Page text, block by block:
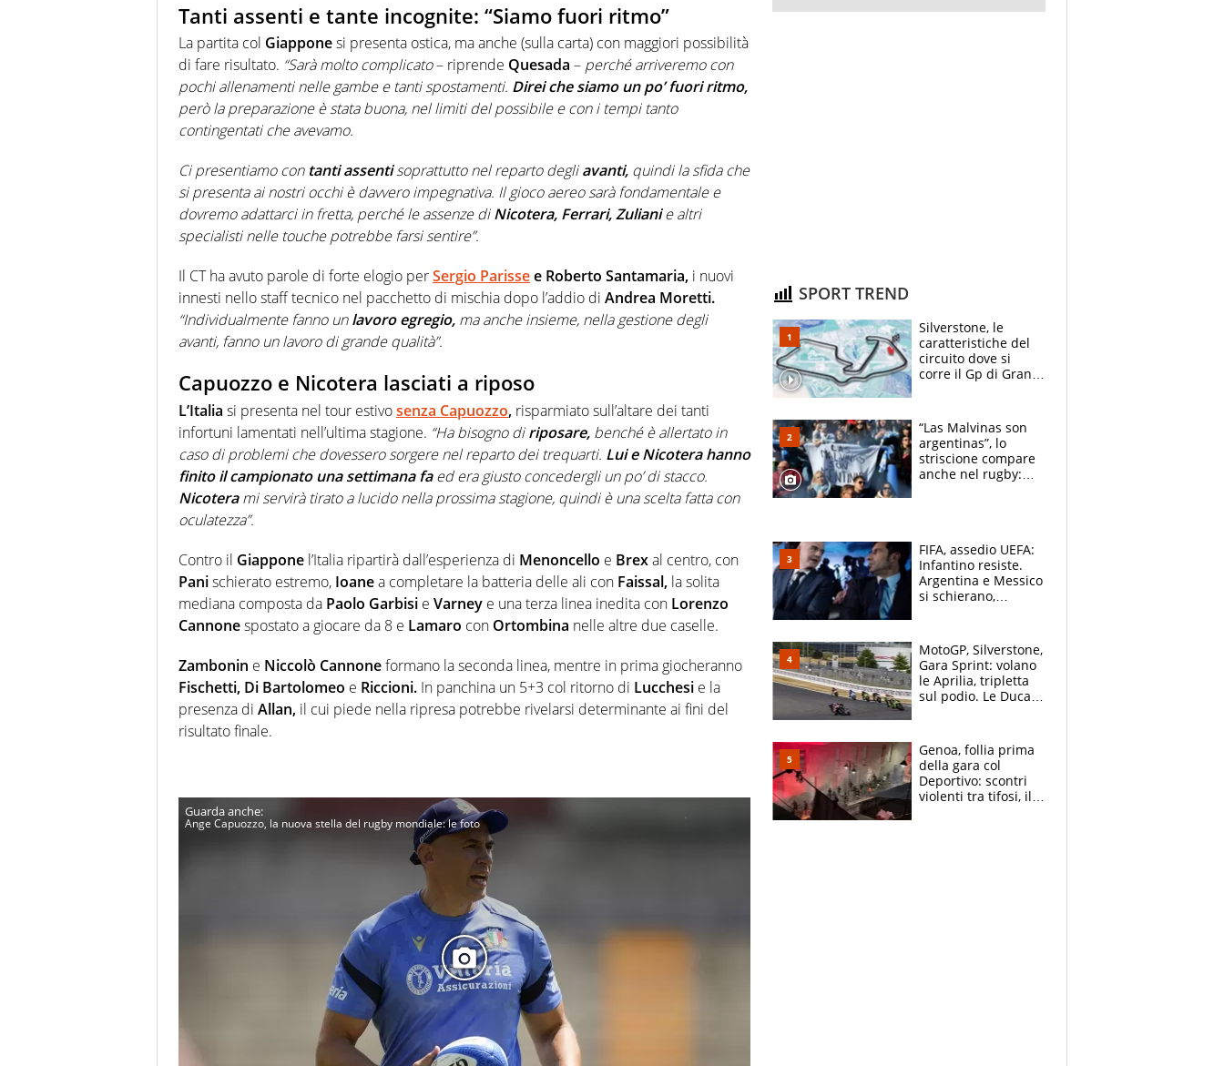
Tanti assenti e tante incognite: “Siamo fuori ritmo”
La partita col Giapponesi presenta ostica, ma anche (sulla carta) con maggiori possibilità
di fare risultato. “Sarà molto complicato– riprende Quesada – perché arriveremo con
pochi allenamenti nelle gambe e tanti spostamenti. Direi che siamo un po’ fuori ritmo,
però la preparazione è stata buona, nel limiti del possibile e con i tempi tanto
contingentati che avevamo.
Ci presentiamo contanti assentisoprattutto nel reparto degliavanti, quindi la sfida che
si presenta ai nostri occhi è davvero impegnativa. Il gioco aereo sarà fondamentale e
dovremo adattarci in fretta, perché le assenze diNicotera, Ferrari, Zulianie altri
specialisti nelle touche potrebbe farsi sentire”.
Il CT ha avuto parole di forte elogio perSergio Parissee Roberto Santamaria, i nuovi
innesti nello staff tecnico nel pacchetto di mischia dopo l’addio di Andrea Moretti.
“Individualmente fanno unlavoro egregio, ma anche insieme, nella gestione degli
avanti, fanno un lavoro di grande qualità”.
Capuozzo e Nicotera lasciati a riposo
L’Italia si presenta nel tour estivosenza Capuozzo, risparmiato sull’altare dei tanti
infortuni lamentati nell’ultima stagione. “Ha bisogno diriposare, benché è allertato in
caso di problemi che dovessero sorgere nel reparto dei trequarti. Lui e Nicotera hanno
finito il campionato una settimana faed era giusto concedergli un po’ di stacco.
Nicoterami servirà tirato a lucido nella prossima stagione, quindi è una scelta fatta con
oculatezza”.
Contro il Giappone l’Italia ripartirà dall’esperienza di Menoncello e Brexal centro, con
Panischierato estremo, Ioanea completare la batteria delle ali con Faissal, la solita
mediana composta da Paolo Garbisi e Varney e una terza linea inedita con Lorenzo
Cannonespostato a giocare da 8 e Lamaro con Ortombina nelle altre due caselle.
Zambonin e Niccolò Cannoneformano la seconda linea, mentre in prima giocheranno
Fischetti, Di Bartolomeo e Riccioni. In panchina un 5+3 col ritorno di Lucchesi e la
presenza di Allan, il cui piede nella ripresa potrebbe rivelarsi determinante ai fini del
risultato finale.
Ange Capuozzo, la nuova stella del rugby mondiale: le foto
SPORT TREND
Silverstone, le
caratteristiche del
circuito dove si
corre il Gp di Gran
“Las Malvinas son
argentinas”, lo
striscione compare
anche nel rugby:
FIFA, assedio UEFA:
Infantino resiste.
Argentina e Messico
si schierano,
MotoGP, Silverstone,
Gara Sprint: volano
le Aprilia, tripletta
sul podio. Le Ducati
Genoa, follia prima
della gara col
Deportivo: scontri
violenti tra tifosi, il